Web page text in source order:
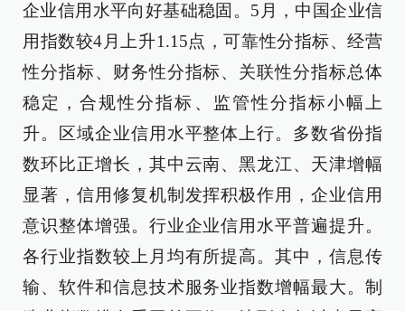
企业信用水平向好基础稳固。5月，中国企业信
用指数较4月上升1.15点，可靠性分指标、经营
性分指标、财务性分指标、关联性分指标总体
稳定，合规性分指标、监管性分指标小幅上
升。区域企业信用水平整体上行。多数省份指
数环比正增长，其中云南、黑龙江、天津增幅
显著，信用修复机制发挥积极作用，企业信用
意识整体增强。行业企业信用水平普遍提升。
各行业指数较上月均有所提高。其中，信息传
输、软件和信息技术服务业指数增幅最大。制